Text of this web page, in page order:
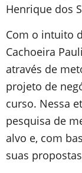
Henrique dos
Com o intuito
Cachoeira
através de
projeto de
curso. Nessa
pesquisa de
alvo e, com
suas